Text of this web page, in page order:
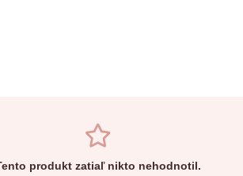
produkt zatiaľ nikto nehodnotil.